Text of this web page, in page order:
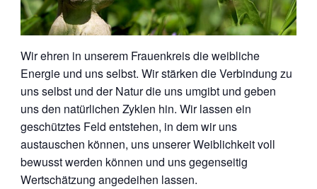
Wir ehren in unserem Frauenkreis die weibliche
Energie und uns selbst. Wir stärken die Verbindung zu
uns selbst und der Natur die uns umgibt und geben
uns den natürlichen Zyklen hin. Wir lassen ein
geschütztes Feld entstehen, in dem wir uns
austauschen können, uns unserer Weiblichkeit voll
bewusst werden können und uns gegenseitig
Wertschätzung angedeihen lassen.